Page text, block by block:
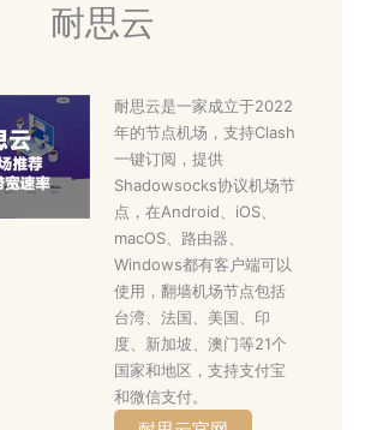
耐思云
耐思云是一家成立于2022
年的节点机场，支持Clash
一键订阅，提供
Shadowsocks协议机场节
点，在Android、iOS、
macOS、路由器、
Windows都有客户端可以
使用，翻墙机场节点包括
台湾、法国、美国、印
度、新加坡、澳门等21个
国家和地区，支持支付宝
和微信支付。